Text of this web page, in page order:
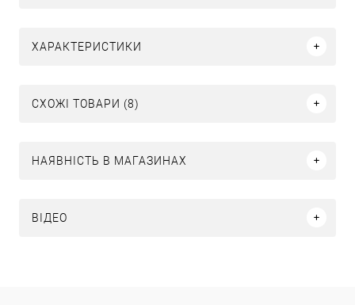
ХАРАКТЕРИСТИКИ
СХОЖІ ТОВАРИ (8)
НАЯВНІСТЬ В МАГАЗИНАХ
ВІДЕО